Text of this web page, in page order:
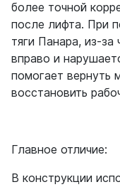
более точной
после лифта. При
тяги Панара, из-
вправо и
помогает вернуть
восстановить
Главное отличие:
В конструкции